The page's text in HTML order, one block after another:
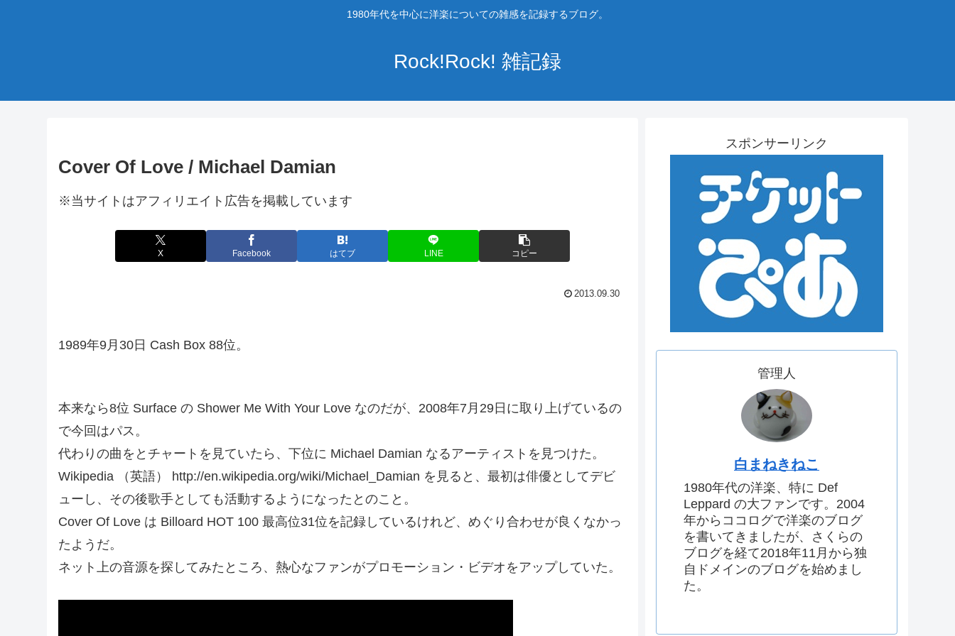
1980年代を中心に洋楽についての雑感を記録するブログ。
Rock!Rock! 雑記録
Cover Of Love / Michael Damian
※当サイトはアフィリエイト広告を掲載しています
X Facebook はてブ LINE コピー
2013.09.30
1989年9月30日 Cash Box 88位。
本来なら8位 Surface の Shower Me With Your Love なのだが、2008年7月29日に取り上げているの
で今回はパス。
代わりの曲をとチャートを見ていたら、下位に Michael Damian なるアーティストを見つけた。
Wikipedia （英語） http://en.wikipedia.org/wiki/Michael_Damian を見ると、最初は俳優としてデビ
ューし、その後歌手としても活動するようになったとのこと。
Cover Of Love は Billoard HOT 100 最高位31位を記録しているけれど、めぐり合わせが良くなかっ
たようだ。
ネット上の音源を探してみたところ、熱心なファンがプロモーション・ビデオをアップしていた。
スポンサーリンク
管理人
白まねきねこ
1980年代の洋楽、特に Def
Leppard の大ファンです。2004
年からココログで洋楽のブログ
を書いてきましたが、さくらの
ブログを経て2018年11月から独
自ドメインのブログを始めまし
た。